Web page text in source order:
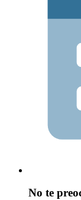
No te